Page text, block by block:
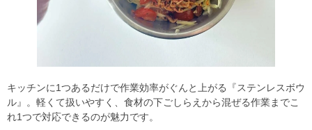
キッチンに1つあるだけで作業効率がぐんと上がる『ステンレスボウ
ル』。軽くて扱いやすく、食材の下ごしらえから混ぜる作業までこ
れ1つで対応できるのが魅力です。